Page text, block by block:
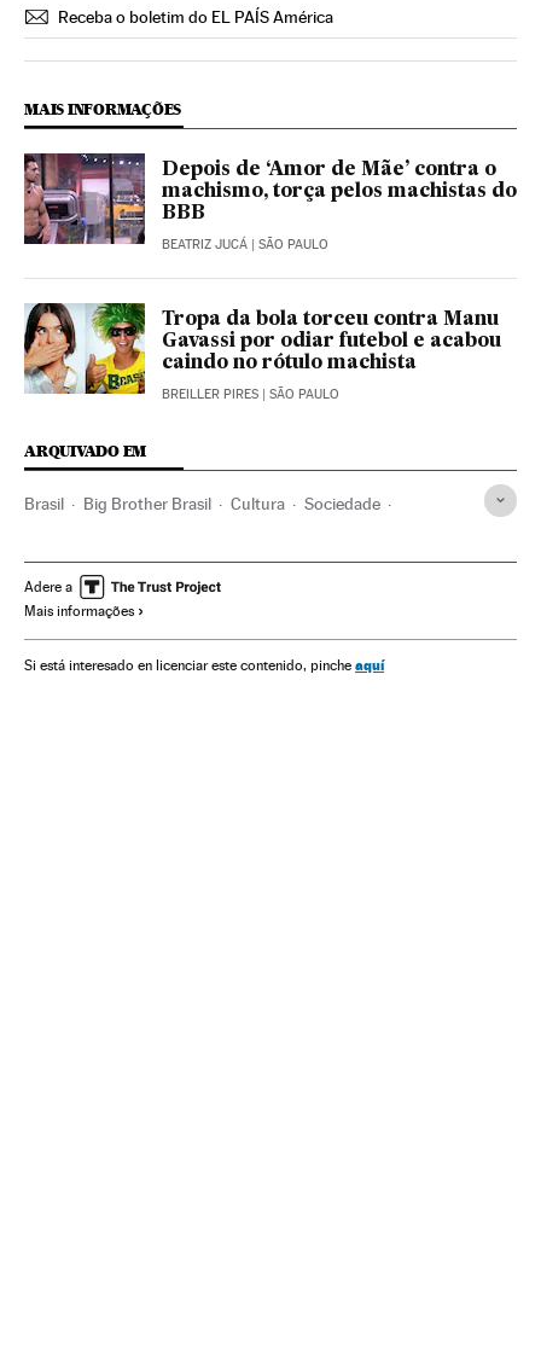
Receba o boletim do EL PAÍS América
MAIS INFORMAÇÕES
Depois de ‘Amor de Mãe’ contra o
machismo, torça pelos machistas do
BBB
BEATRIZ JUCÁ | SÃO PAULO
Tropa da bola torceu contra Manu
Gavassi por odiar futebol e acabou
caindo no rótulo machista
BREILLER PIRES | SÃO PAULO
ARQUIVADO EM
Brasil Big Brother Brasil Cultura Sociedade
Reality show Coronavirus
Coronavirus Covid-19
Adere a
Mais informações
Si está interesado en licenciar este contenido, pinche aquí